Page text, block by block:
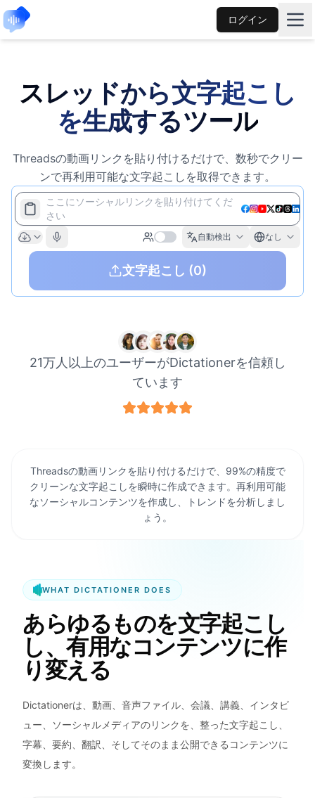
ログイン
スレッドから文字起こし
を生成するツール
Threadsの動画リンクを貼り付けるだけで、数秒でクリー
ンで再利用可能な文字起こしを取得できます。
ここにソーシャルリンクを貼り付けてくだ
さい
自動検出 なし
文字起こし (0)
21万人以上のユーザーがDictationerを信頼し
ています
Threadsの動画リンクを貼り付けるだけで、99%の精度で
クリーンな文字起こしを瞬時に作成できます。再利用可能
なソーシャルコンテンツを作成し、トレンドを分析しまし
ょう。
WHAT DICTATIONER DOES
あらゆるものを文字起こし
し、有用なコンテンツに作
り変える
Dictationerは、動画、音声ファイル、会議、講義、インタビ
ュー、ソーシャルメディアのリンクを、整った文字起こし、
字幕、要約、翻訳、そしてそのまま公開できるコンテンツに
変換します。